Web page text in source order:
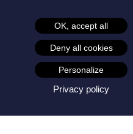
Créateurs
OK, accept all
Deny all cookies
Personalize
Privacy policy